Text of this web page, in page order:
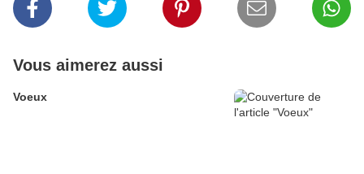
Vous aimerez aussi
Voeux